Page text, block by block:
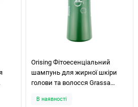
Orising Фітоесенціальний
шампунь для жирної шкіри
голови та волосся Grassa
В наявності